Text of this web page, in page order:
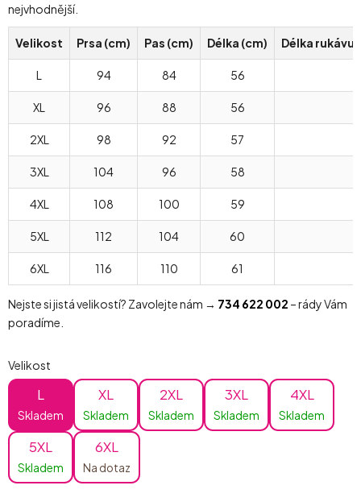
nejvhodnější.
Velikost Prsa (cm) Pas (cm) Délka (cm) Délka rukávu
L 94 84 56
XL 96 88 56
2XL 98 92 57
3XL 104 96 58
4XL 108 100 59
5XL 112 104 60
6XL 116 110 61
Nejste si jistá velikostí? Zavolejte nám → 734 622 002 – rády Vám
poradíme.
Velikost
L
Skladem
XL
Skladem
2XL
Skladem
3XL
Skladem
4XL
Skladem
5XL
Skladem
6XL
Na dotaz